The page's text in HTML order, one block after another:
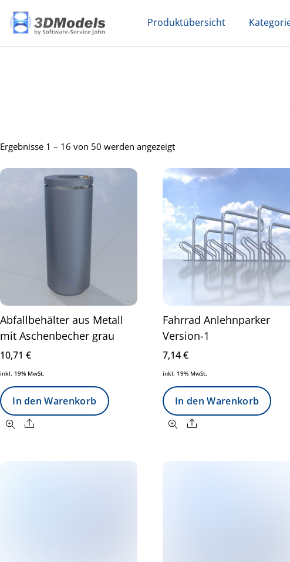
Produktübersicht
Ergebnisse 1 – 16 von 50 werden angezeigt
Abfallbehälter aus Metall
mit Aschenbecher grau
10,71 €
inkl. 19% MwSt.
In den Warenkorb
Share
Fahrrad Anlehnparker
Version-1
7,14€
inkl. 19% MwSt.
In den Warenkorb
Share